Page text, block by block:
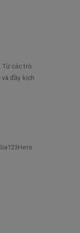
Từ các trò
đầy kịch